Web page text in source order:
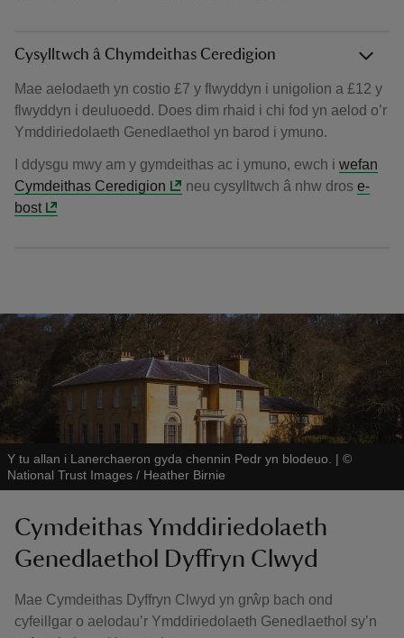
Cysylltwch â Chymdeithas Ceredigion
Mae aelodaeth yn costio £7 y flwyddyn i unigolion a £12 y
flwyddyn i deuluoedd. Does dim rhaid i chi fod yn aelod o’r
Ymddiriedolaeth Genedlaethol yn barod i ymuno.
I ddysgu mwy am y gymdeithas ac i ymuno, ewch i wefan
Cymdeithas Ceredigion
neu cysylltwch â nhw drose-
bost
Y tu allan i Lanerchaeron gyda chennin Pedr yn blodeuo. | ©
National Trust Images / Heather Birnie
Cymdeithas Ymddiriedolaeth
Genedlaethol Dyffryn Clwyd
Mae Cymdeithas Dyffryn Clwyd yn grŵp bach ond
cyfeillgar o aelodau’r Ymddiriedolaeth Genedlaethol sy’n